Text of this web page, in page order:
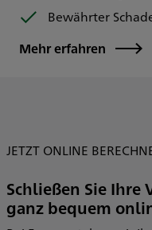
Bewährter
Mehr erfahren
JETZT ONLINE
Schließen Sie Ihre
ganz bequem